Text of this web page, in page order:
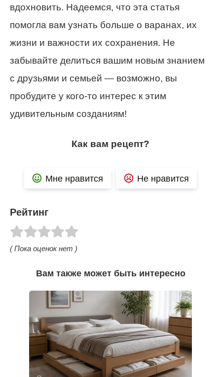
вдохновить. Надеемся, что эта статья
помогла вам узнать больше о варанах, их
жизни и важности их сохранения. Не
забывайте делиться вашим новым знанием
с друзьями и семьей — возможно, вы
пробудите у кого-то интерес к этим
удивительным созданиям!
Как вам рецепт?
Мне нравится Не нравится
Рейтинг
( Пока оценок нет )
Вам также может быть интересно